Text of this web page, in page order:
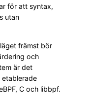
för att syntax,
utan
främst bör
och
är det
C och libbpf.